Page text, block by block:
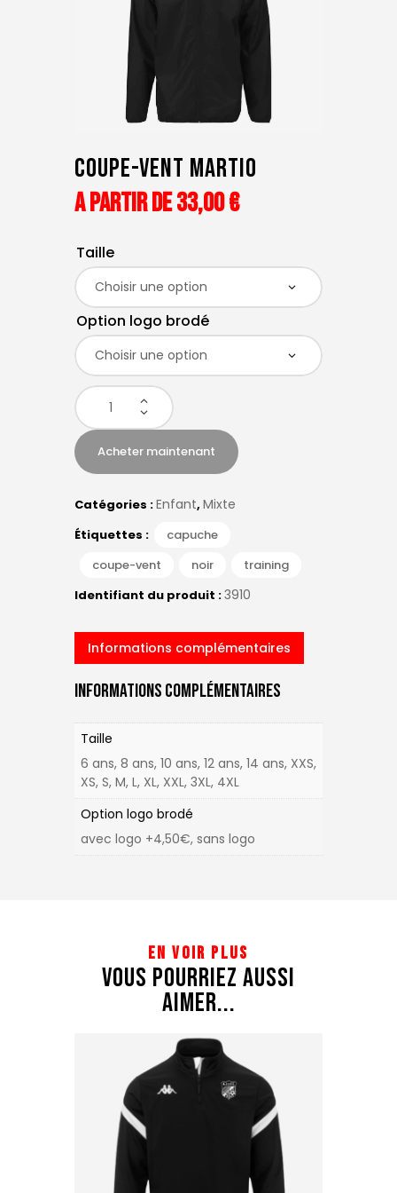
Coupe-Vent Martio
A partir de33,00€
Taille
Option logo brodé
Acheter maintenant
Catégories :Enfant, Mixte
Étiquettes : capuche
coupe-vent
noir
training
Identifiant du produit :3910
Informations complémentaires
Informations Complémentaires
Taille
6 ans, 8 ans, 10 ans, 12 ans, 14 ans, XXS,
XS, S, M, L, XL, XXL, 3XL, 4XL
Option logo brodé
avec logo +4,50€, sans logo
en voir plus
Vous Pourriez Aussi
Aimer...